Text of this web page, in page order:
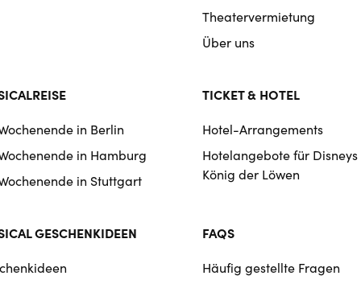
Theatervermietung
Über uns
in Berlin
in Hamburg
in Stuttgart
TICKET & HOTEL
Hotel-Arrangements
Hotelangebote für Disneys
König der Löwen
GESCHENKIDEEN FAQS
Häufig gestellte Fragen